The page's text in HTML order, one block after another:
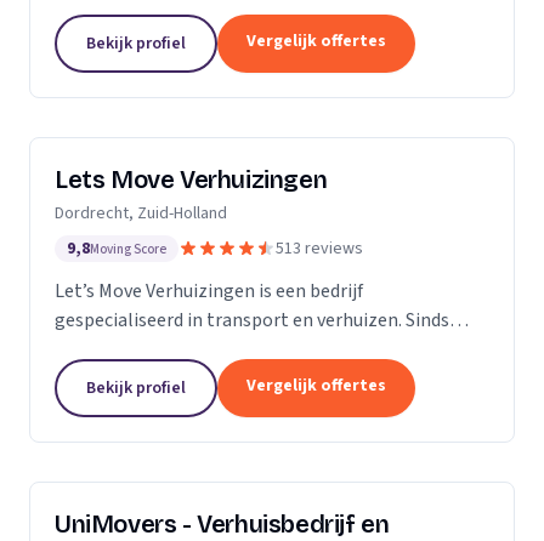
Bekijk profiel Vergelijk offertes
Lets Move Verhuizingen
Dordrecht, Zuid-Holland
9,8Moving Score 513 reviews
Let’s Move Verhuizingen is een bedrijf
gespecialiseerd in transport en verhuizen. Sinds
van de KvK. Door de toename van opdrachtgevers
hebben wij...
Bekijk profiel Vergelijk offertes
UniMovers - Verhuisbedrijf en